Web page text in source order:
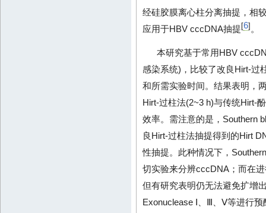
经硅胶膜离心柱分离抽提，相
应用于HBV cccDNA抽提 [6] 。
本研究基于常用HBV
感染系统)，比较了改良Hirt-过
和所需实验时间。结果表明，
Hirt-过柱法(2~3 h)与传统Hirt-
效率。需注意的是，Southern
良Hirt-过柱法抽提得到的Hirt
性抽提。此种情况下，
切实验来分辨cccDNA；而在
但有研究表明仍无法避免扩增
Exonuclease Ⅰ、Ⅲ、Ⅴ等进行预